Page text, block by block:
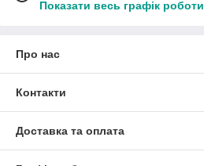
Показати весь графік роботи
Про нас
Контакти
Доставка та оплата